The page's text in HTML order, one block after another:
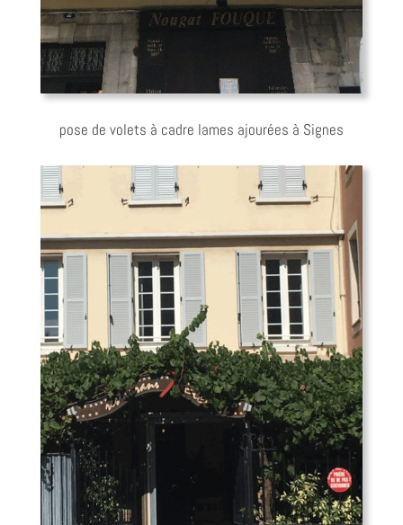
pose de volets à cadre lames ajourées à Signes